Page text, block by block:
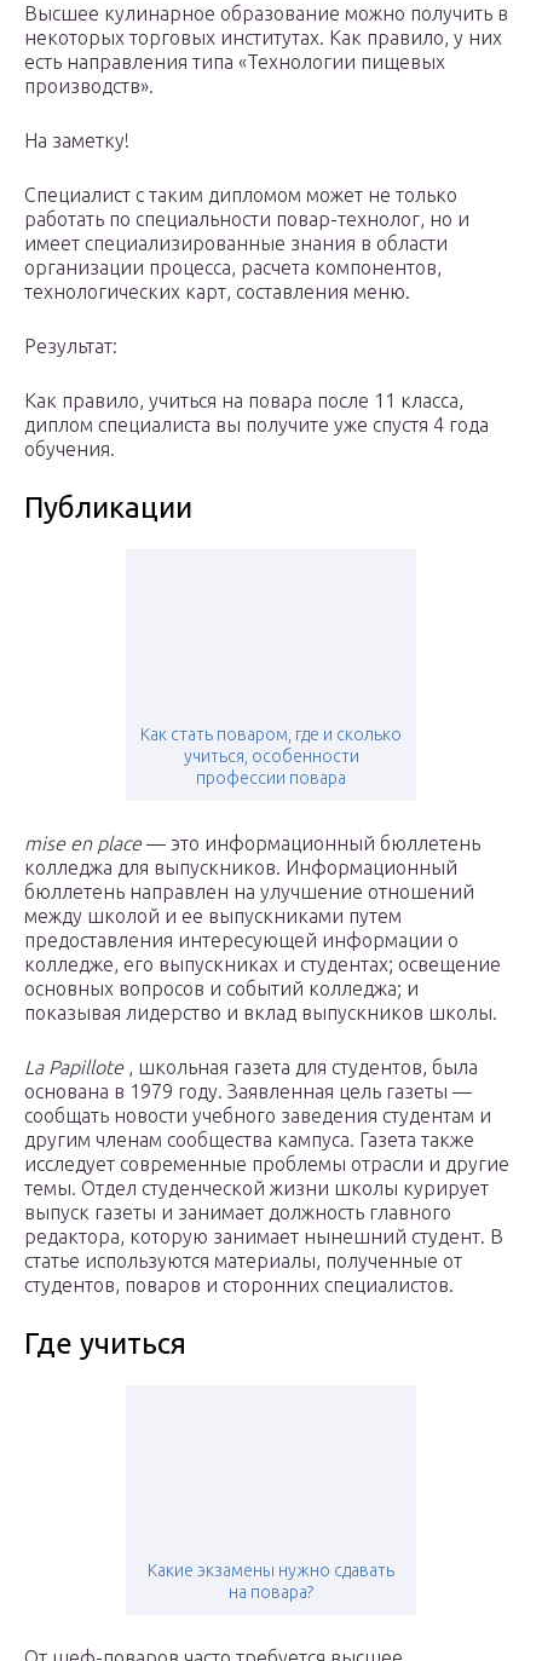
Высшее кулинарное образование можно получить в
некоторых торговых институтах. Как правило, у них
есть направления типа «Технологии пищевых
производств».
На заметку!
Специалист с таким дипломом может не только
работать по специальности повар-технолог, но и
имеет специализированные знания в области
организации процесса, расчета компонентов,
технологических карт, составления меню.
Результат:
Как правило, учиться на повара после 11 класса,
диплом специалиста вы получите уже спустя 4 года
обучения.
Публикации
Как стать поваром, где и сколько
учиться, особенности
профессии повара
mise en place— это информационный бюллетень
колледжа для выпускников. Информационный
бюллетень направлен на улучшение отношений
между школой и ее выпускниками путем
предоставления интересующей информации о
колледже, его выпускниках и студентах; освещение
основных вопросов и событий колледжа; и
показывая лидерство и вклад выпускников школы.
La Papillote, школьная газета для студентов, была
основана в 1979 году. Заявленная цель газеты —
сообщать новости учебного заведения студентам и
другим членам сообщества кампуса. Газета также
исследует современные проблемы отрасли и другие
темы. Отдел студенческой жизни школы курирует
выпуск газеты и занимает должность главного
редактора, которую занимает нынешний студент. В
статье используются материалы, полученные от
студентов, поваров и сторонних специалистов.
Где учиться
Какие экзамены нужно сдавать
на повара?